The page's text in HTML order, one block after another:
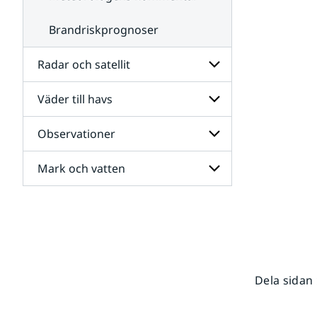
Brandriskprognoser
Radar och satellit
Undersidor
för
Radar
och
satellit
Väder till havs
Undersidor
för
Väder
till
havs
Observationer
Undersidor
för
Mark och vatten
Dela sidan